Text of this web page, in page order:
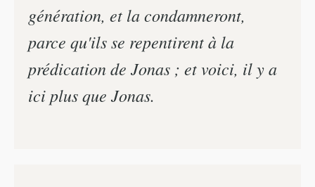
génération, et la condamneront,
parce qu'ils se repentirent à la
prédication de Jonas ; et voici, il y a
ici plus que Jonas.